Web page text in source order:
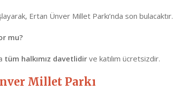
Ertan Ünver Millet Parkı’nda son bulacaktır.
mu?
tüm halkımız davetlidir ve katılım ücretsizdir.
Millet Parkı